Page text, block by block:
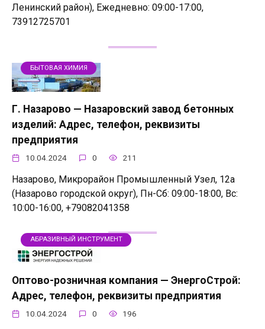
Ленинский район), Ежедневно: 09:00-17:00,
73912725701
БЫТОВАЯ ХИМИЯ
Г. Назарово — Назаровский завод бетонных
изделий: Адрес, телефон, реквизиты
предприятия
10.04.2024 0 211
Назарово, Микрорайон Промышленный Узел, 12а
(Назарово городской округ), Пн-Сб: 09:00-18:00, Вс:
10:00-16:00, +79082041358
АБРАЗИВНЫЙ ИНСТРУМЕНТ
Оптово-розничная компания — ЭнергоСтрой:
Адрес, телефон, реквизиты предприятия
10.04.2024 0 196